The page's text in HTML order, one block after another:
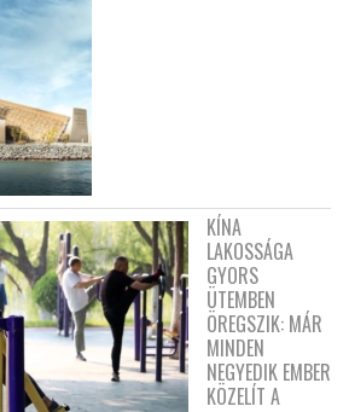
KÍNA
LAKOSSÁGA
GYORS
ÜTEMBEN
ÖREGSZIK: MÁR
MINDEN
NEGYEDIK EMBER
KÖZELÍT A